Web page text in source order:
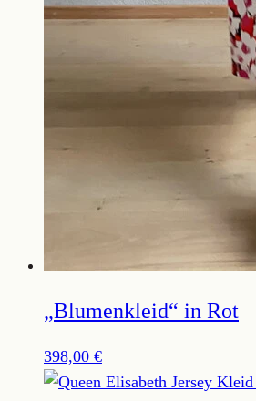
„Blumenkleid“ in Rot
398,00 €